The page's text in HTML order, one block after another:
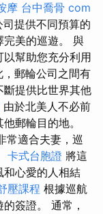
摩 台中喬骨 com
提供不同預算的
完美的巡遊。 與
幫助您充分利用
，郵輪公司之間有
提供比世界其他
由於北美人不必前
郵輪目的地。
常適合夫妻，巡
卡式台胞證 將這
和心愛的人相結
壓課程 根據巡航
簽證。 通常，